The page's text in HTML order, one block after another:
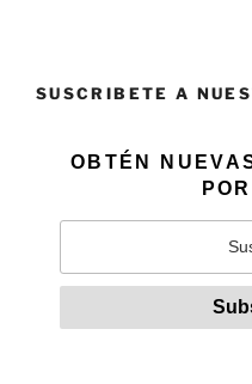
SUSCRIBETE A
OBTÉN